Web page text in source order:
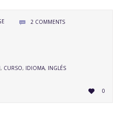
 2 COMMENTS
, CURSO, IDIOMA, INGLÉS
 LOVE
IT0